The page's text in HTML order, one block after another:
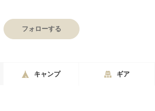
フォローする
キャンプ ギア